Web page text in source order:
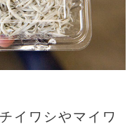
イワシやマイワ